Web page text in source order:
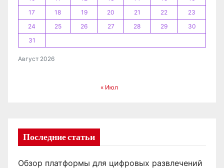
Август 2026
17
18 19 20 21 22
23
24
25 26 27 28 29
30
31
« Июл
Последние статьи
Обзор платформы для цифровых развлечений